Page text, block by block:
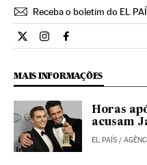
Receba o boletim do EL
Cultura El País Brasil en
Cultura El País Brasil
Cultura El País
MAIS INFORMAÇÕES
Horas
acusam
EL PAÍS /